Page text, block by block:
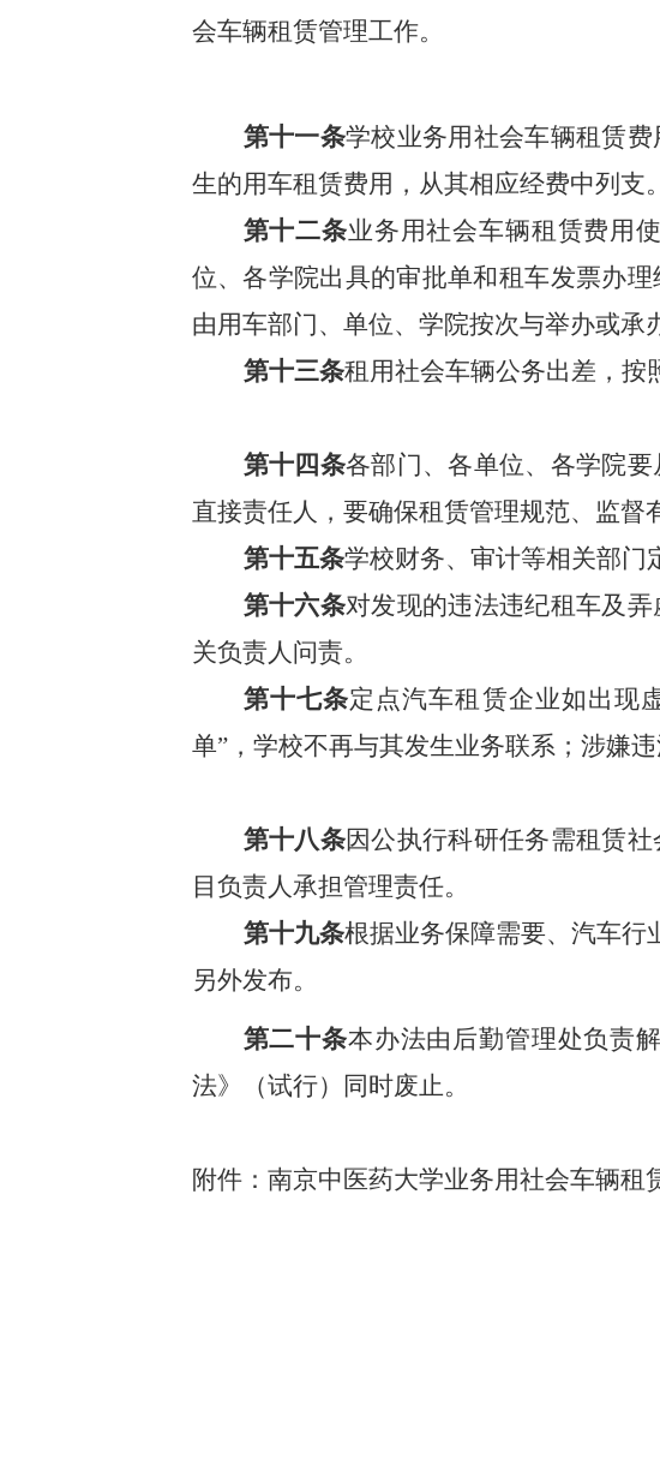
会车辆租赁管理工作。
第十一条学校业务用社会车辆租赁
生的用车租赁费用，从其相应经费中列支。
第十二条业务用社会车辆租赁费用
位、各学院出具的审批单和租车发票办
由用车部门、单位、学院按次与举办或承
第十三条租用社会车辆公务出差，按
第十四条各部门、各单位、各学院要
直接责任人，要确保租赁管理规范、监督
第十五条学校财务、审计等相关部门
第十六条对发现的违法违纪租车及
关负责人问责。
第十七条定点汽车租赁企业如出现
单”，学校不再与其发生业务联系；涉嫌
第十八条因公执行科研任务需租赁
目负责人承担管理责任。
第十九条根据业务保障需要、汽车行
另外发布。
第二十条本办法由后勤管理处负责
法》（试行）同时废止。
附件：南京中医药大学业务用社会车辆租